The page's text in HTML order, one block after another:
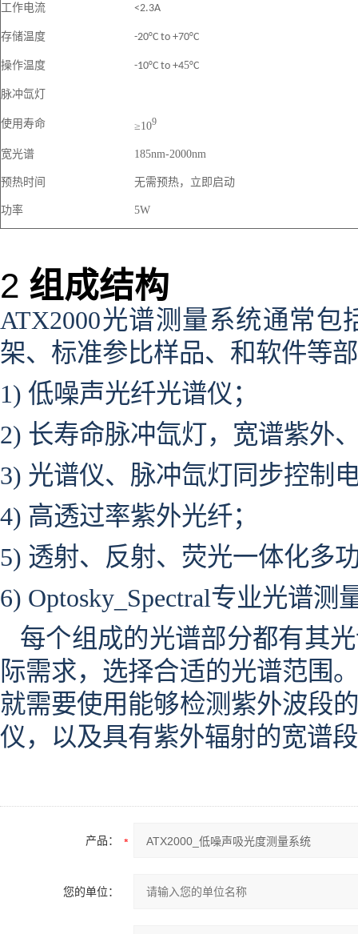
工作电流 <2.3A
存储温度 -20°C to +70°C
操作温度 -10°C to +45°C
脉冲氙灯
使用寿命 ≥109
宽光谱 185nm-2000nm
预热时间 无需预热，立即启动
功率 5W
2 组成结构
ATX2000光谱测量系统通常包
架、标准参比样品、和软件等
1) 低噪声光纤光谱仪；
2) 长寿命脉冲氙灯， 宽谱紫外
3) 光谱仪、脉冲氙灯同步控制
4) 高透过率紫外光纤；
5) 透射、反射、荧光一体化多
6) Optosky_Spectral专业光谱测
每个组成的光谱部分都有其
际需求，选择合适的光谱范围
就需要使用能够检测紫外波段
仪，以及具有紫外辐射的宽谱
产品：
您的单位：